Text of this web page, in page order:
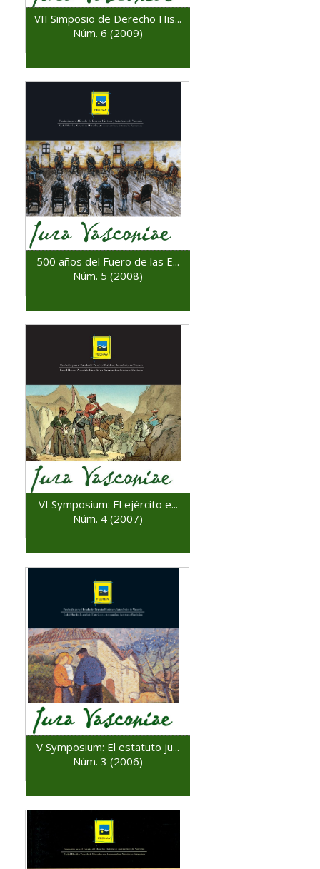
VII Simposio de Derecho His...
Núm. 6 (2009)
500 años del Fuero de las E...
Núm. 5 (2008)
VI Symposium: El ejército e...
Núm. 4 (2007)
V Symposium: El estatuto ju...
Núm. 3 (2006)